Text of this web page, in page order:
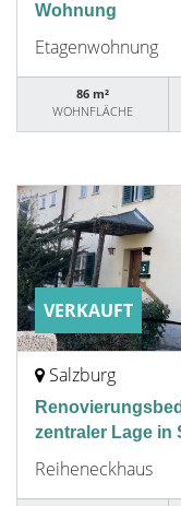
Wohnung
Etagenwohnung
86 m²
WOHNFLÄCHE
VERKAUFT
Salzburg
zentraler Lage in
Reiheneckhaus